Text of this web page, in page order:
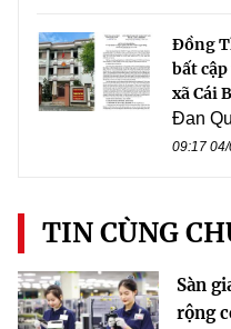
Đồng
bất
xã Cái
Đan
09:17
TIN CÙNG
Sàn
rộng